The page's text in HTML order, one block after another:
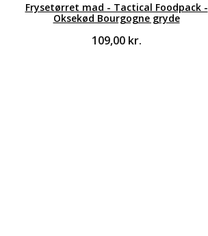
Frysetørret mad - Tactical Foodpack -
Oksekød Bourgogne gryde
109,00 kr.